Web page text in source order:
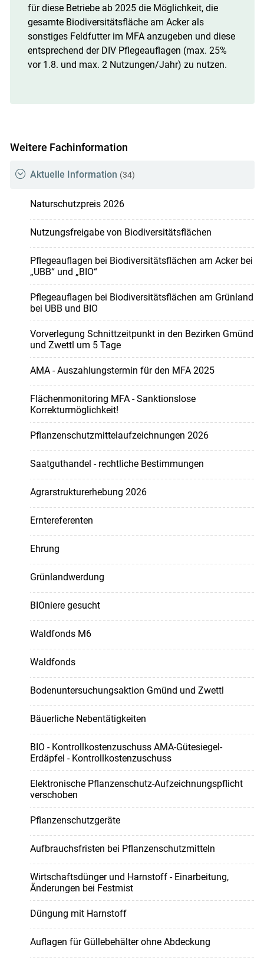
für diese Betriebe ab 2025 die Möglichkeit, die
gesamte Biodiversitätsfläche am Acker als
sonstiges Feldfutter im MFA anzugeben und diese
entsprechend der DIV Pflegeauflagen (max. 25%
vor 1.8. und max. 2 Nutzungen/Jahr) zu nutzen.
Weitere Fachinformation
Aktuelle Information (34)
Naturschutzpreis 2026
Nutzungsfreigabe von Biodiversitätsflächen
Pflegeauflagen bei Biodiversitätsflächen am Acker bei
„UBB“ und „BIO“
Pflegeauflagen bei Biodiversitätsflächen am Grünland
bei UBB und BIO
Vorverlegung Schnittzeitpunkt in den Bezirken Gmünd
und Zwettl um 5 Tage
AMA - Auszahlungstermin für den MFA 2025
Flächenmonitoring MFA - Sanktionslose
Korrekturmöglichkeit!
Pflanzenschutzmittelaufzeichnungen 2026
Saatguthandel - rechtliche Bestimmungen
Agrarstrukturerhebung 2026
Erntereferenten
Ehrung
Grünlandwerdung
BIOniere gesucht
Waldfonds M6
Waldfonds
Bodenuntersuchungsaktion Gmünd und Zwettl
Bäuerliche Nebentätigkeiten
BIO - Kontrollkostenzuschuss AMA-Gütesiegel-
Erdäpfel - Kontrollkostenzuschuss
Elektronische Pflanzenschutz-Aufzeichnungspflicht
verschoben
Pflanzenschutzgeräte
Aufbrauchsfristen bei Pflanzenschutzmitteln
Wirtschaftsdünger und Harnstoff - Einarbeitung,
Änderungen bei Festmist
Düngung mit Harnstoff
Auflagen für Güllebehälter ohne Abdeckung